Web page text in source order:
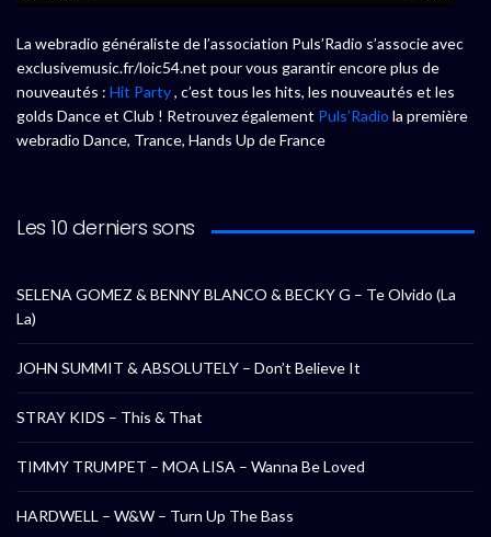
La webradio généraliste de l’association Puls’Radio s’associe avec
exclusivemusic.fr/loic54.net pour vous garantir encore plus de
nouveautés : Hit Party, c’est tous les hits, les nouveautés et les
golds Dance et Club ! Retrouvez également Puls’Radio la première
webradio Dance, Trance, Hands Up de France
Les 10 derniers sons
SELENA GOMEZ & BENNY BLANCO & BECKY G – Te Olvido (La
La)
JOHN SUMMIT & ABSOLUTELY – Don’t Believe It
STRAY KIDS – This & That
TIMMY TRUMPET – MOA LISA – Wanna Be Loved
HARDWELL – W&W – Turn Up The Bass